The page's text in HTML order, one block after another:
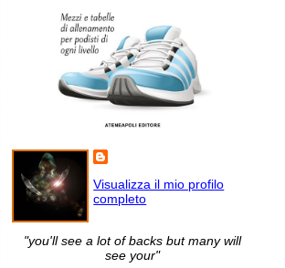
Visualizza il mio profilo
completo
"you'll see a lot of backs but many will
see your"